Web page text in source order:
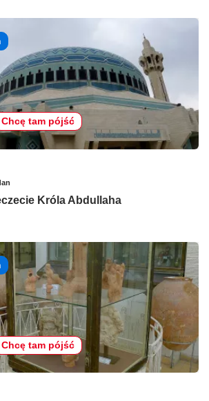
Chcę tam pójść
Króla Abdullaha
Chcę tam pójść